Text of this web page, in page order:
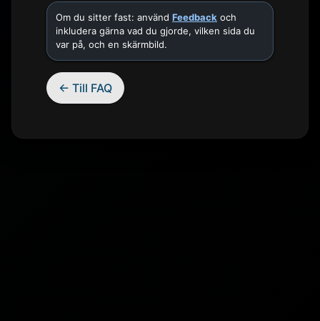
Om du sitter fast: använd Feedback och
inkludera gärna vad du gjorde, vilken sida du
var på, och en skärmbild.
← Till FAQ